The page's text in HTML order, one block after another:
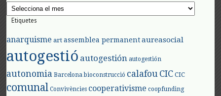
Arxius
Etiquetes
anarquisme art assemblea permanent aureasocial
autogestió autogestión autogestión
autonomia Barcelona bioconstrucció calafouCIC CIC
comunal Convivències cooperativisme coopfunding